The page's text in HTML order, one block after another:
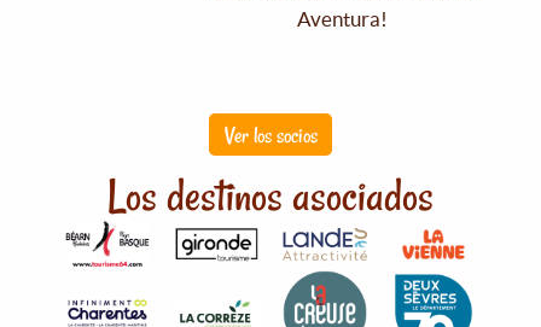
Aventura!
Ver los socios
Los destinos asociados